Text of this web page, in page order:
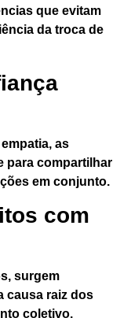
que evitam
da troca de
as
para compartilhar
em conjunto.
com
surgem
causa raiz dos
coletivo.